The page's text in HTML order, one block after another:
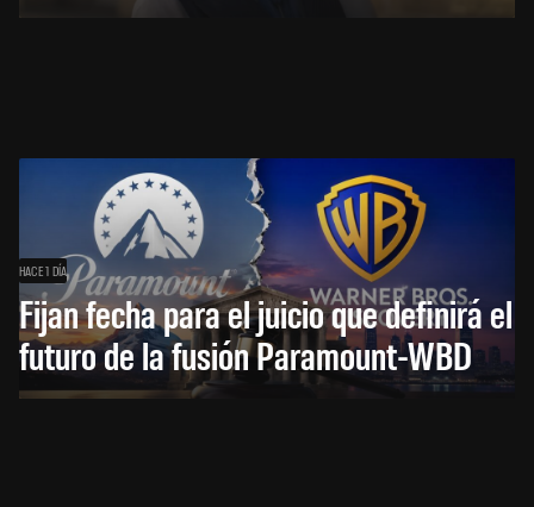
HACE 1 DÍA
Fijan fecha para el juicio que definirá el
futuro de la fusión Paramount-WBD